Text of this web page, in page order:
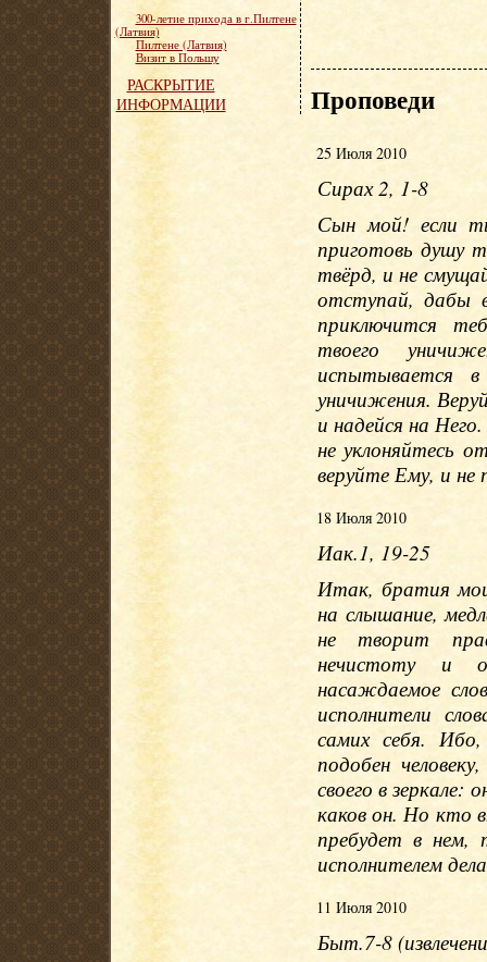
Проповеди
25 Июля 2010
Сирах 2, 1-8
Сын мой! если
приготовь душу
твёрд, и не
отступай, дабы
приключится
твоего
испытывается
уничижения.
и надейся на
не уклоняйтесь
веруйте Ему, и не
18 Июля 2010
Иак.1, 19-25
Итак, братия мои
на слышание,
не творит
нечистоту и
насаждаемое
исполнители
самих себя.
подобен
своего в
каков он. Но кто
пребудет в нем,
исполнителем
11 Июля 2010
Быт.7-8
300-летие прихода в г.Пилтене
(Латвия)
Пилтене (Латвия)
Визит в Польшу
РАСКРЫТИЕ
ИНФОРМАЦИИ